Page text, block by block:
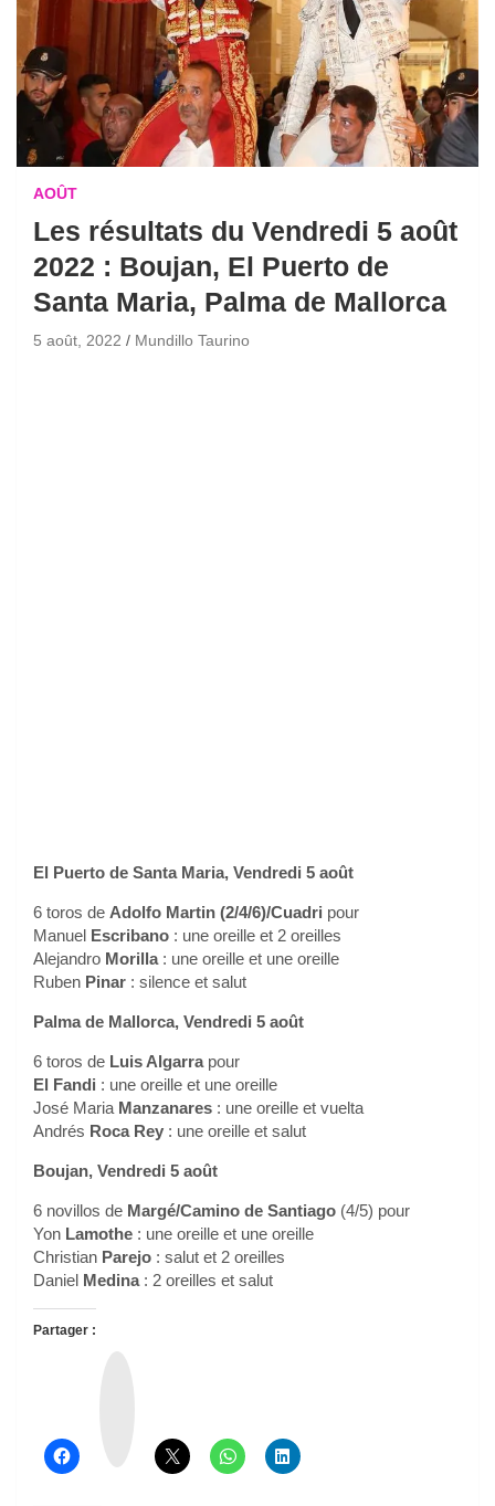
AOÛT
Les résultats du Vendredi 5 août
2022 : Boujan, El Puerto de
Santa Maria, Palma de Mallorca
5 août, 2022 Mundillo Taurino
El Puerto de Santa Maria, Vendredi 5 août
6 toros de Adolfo Martin (2/4/6)/Cuadri pour
Manuel Escribano : une oreille et 2 oreilles
Alejandro Morilla: une oreille et une oreille
Ruben Pinar : silence et salut
Palma de Mallorca, Vendredi 5 août
6 toros de Luis Algarrapour
El Fandi : une oreille et une oreille
José Maria Manzanares : une oreille et vuelta
Andrés Roca Rey : une oreille et salut
Boujan, Vendredi 5 août
6 novillos de Margé/Camino de Santiago (4/5) pour
Yon Lamothe : une oreille et une oreille
Christian Parejo : salut et 2 oreilles
Daniel Medina: 2 oreilles et salut
Partager :